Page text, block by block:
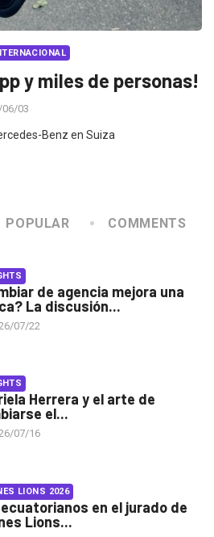
y miles de personas!
03
Benz en Suiza
POPULAR COMMENTS
de agencia mejora una
La discusión...
07/22
Herrera y el arte de
el...
07/16
LIONS 2026
en el jurado de
Lions...